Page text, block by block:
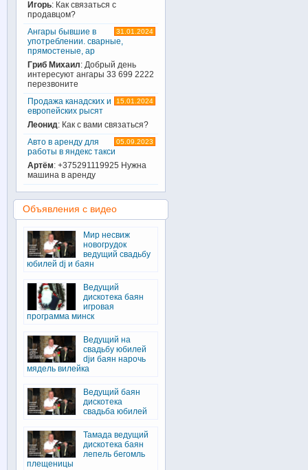
Игорь: Как связаться с
продавцом?
31.01.2024
Ангары бывшие в
употреблении. сварные,
прямостеные, ар
Гриб Михаил: Добрый день
интересуют ангары 33 699 2222
перезвоните
15.01.2024
Продажа канадских и
европейских рысят
Леонид: Как с вами связаться?
05.09.2023
Авто в аренду для
работы в яндекс такси
Артём: +375291119925 Нужна
машина в аренду
Объявления с видео
Мир несвиж
новогрудок
ведущий свадьбу
юбилей dj и баян
Ведущий
дискотека баян
игровая
программа минск
Ведущий на
свадьбу юбилей
djи баян нарочь
мядель вилейка
Ведущий баян
дискотека
свадьба юбилей
Тамада ведущий
дискотека баян
лепель бегомль
плещеницы